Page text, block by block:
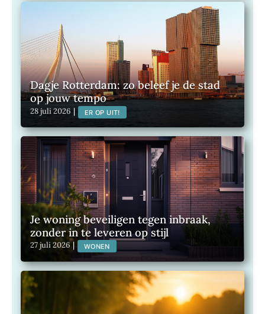
Dagje Rotterdam: zo beleef je de stad
op jouw tempo
28 juli 2026 | ER OP UIT!
Je woning beveiligen tegen inbraak,
zonder in te leveren op stijl
27 juli 2026 | WONEN